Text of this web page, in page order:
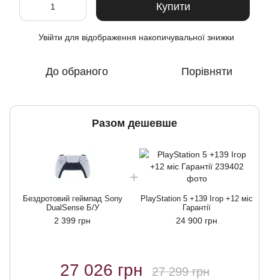
Купити
Увійти для відображення накопичувальної знижки
До обраного Порівняти
Разом дешевше
Бездротовий геймпад Sony
DualSense Б/У
2 399 грн
PlayStation 5 +139 Ігор +12 міс
Гарантії
24 900 грн
27 026 грн 27 299 грн